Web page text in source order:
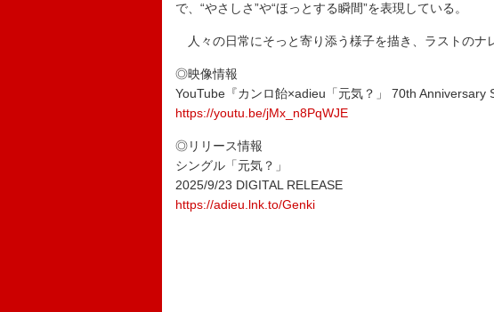
で、“やさしさ”や“ほっとする瞬間”を表現している。
人々の日常にそっと寄り添う様子を描き、ラストのナ
◎映像情報
YouTube『カンロ飴×adieu「元気？」 70th Anniversary
https://youtu.be/jMx_n8PqWJE
◎リリース情報
シングル「元気？」
2025/9/23 DIGITAL RELEASE
https://adieu.lnk.to/Genki